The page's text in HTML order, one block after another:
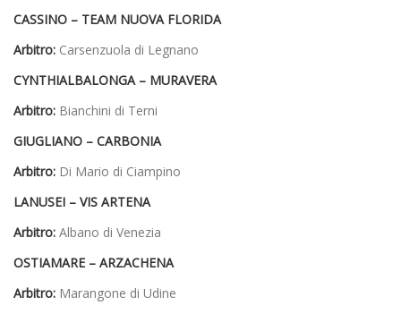
CASSINO – TEAM NUOVA FLORIDA
Arbitro: Carsenzuola di Legnano
CYNTHIALBALONGA – MURAVERA
Arbitro: Bianchini di Terni
GIUGLIANO – CARBONIA
Arbitro: Di Mario di Ciampino
LANUSEI – VIS ARTENA
Arbitro: Albano di Venezia
OSTIAMARE – ARZACHENA
Arbitro: Marangone di Udine